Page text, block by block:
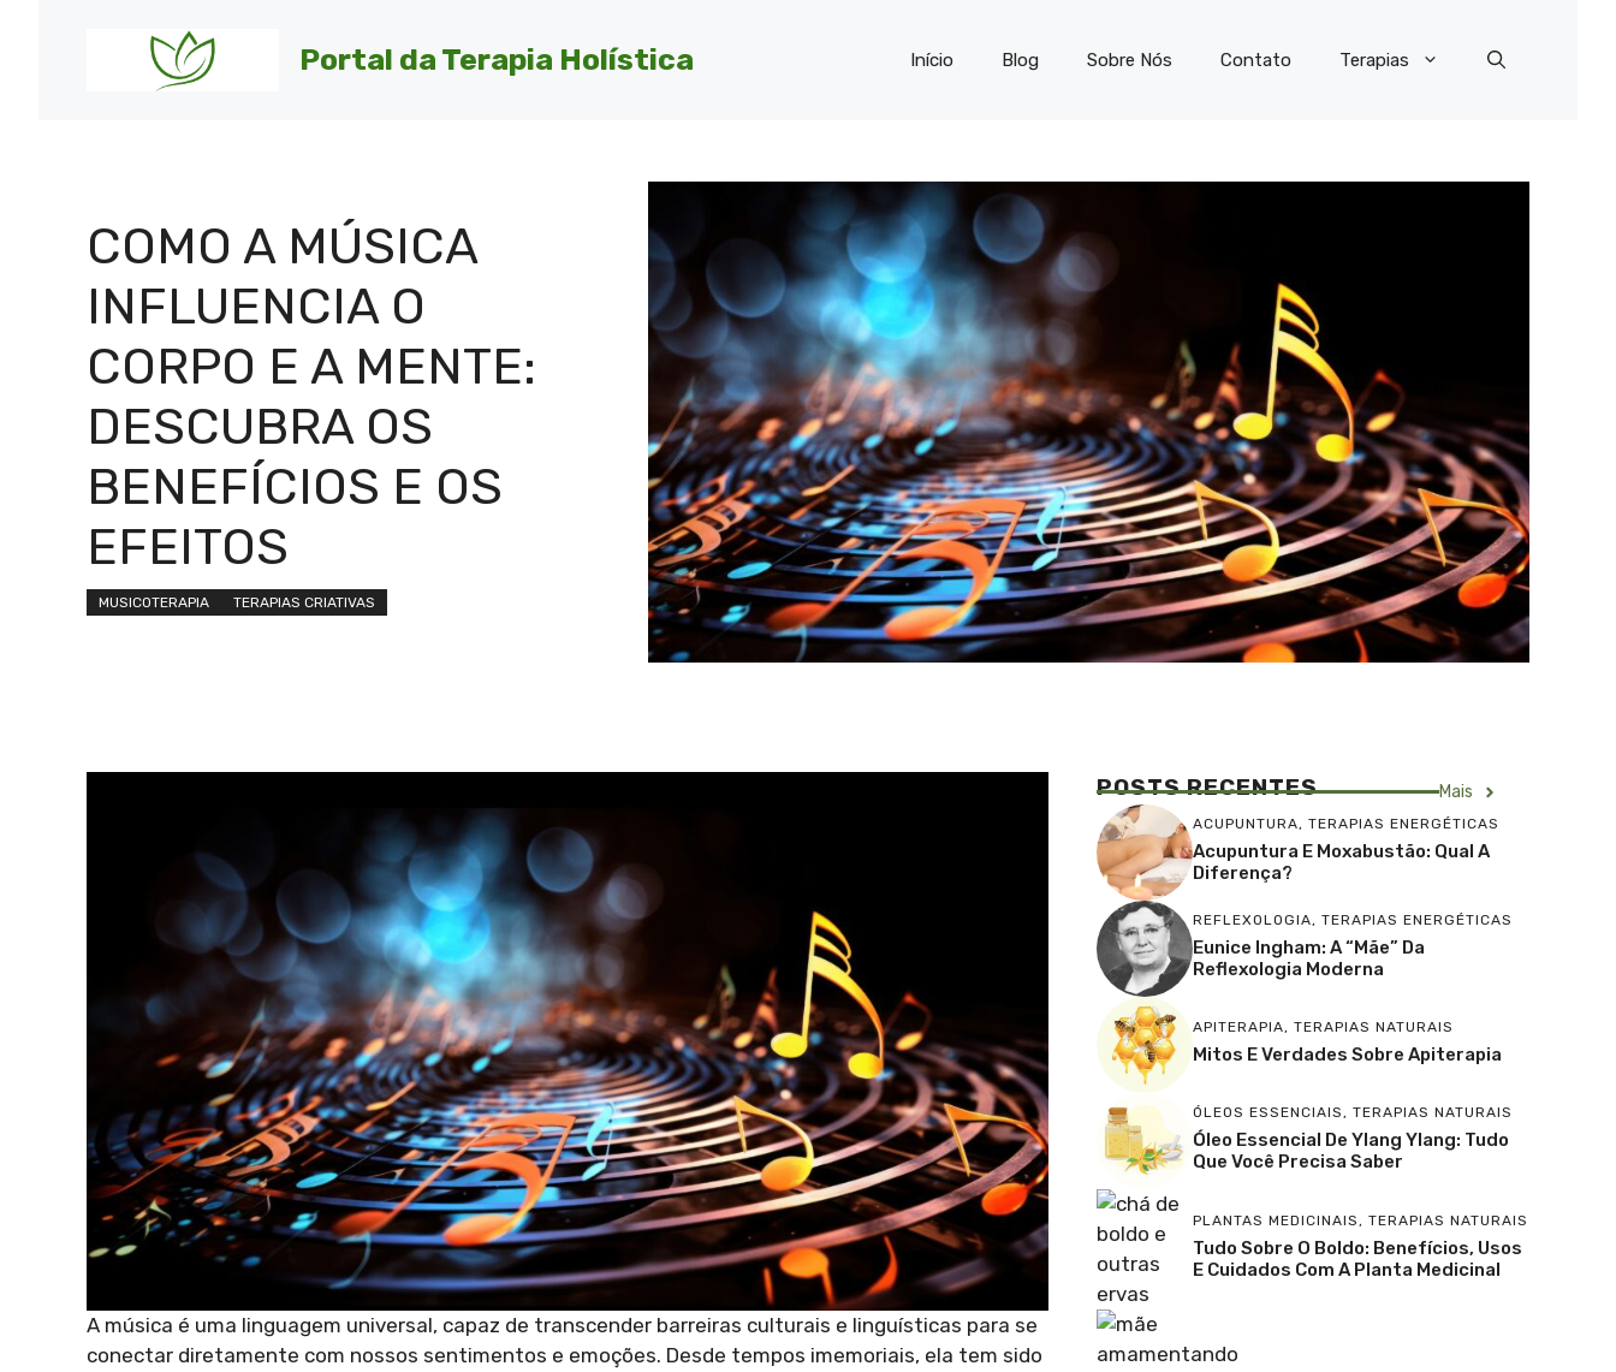
Portal da Terapia Holística Início Blog Sobre Nós Contato Terapias
COMO A MÚSICA
INFLUENCIA O
CORPO E A MENTE:
DESCUBRA OS
BENEFÍCIOS E OS
EFEITOS
MUSICOTERAPIA TERAPIAS CRIATIVAS
A música é uma linguagem universal, capaz de transcender barreiras culturais e linguísticas para se
conectar diretamente com nossos sentimentos e emoções. Desde tempos imemoriais, ela tem sido
POSTS RECENTES Mais
ACUPUNTURA, TERAPIAS ENERGÉTICAS
Acupuntura E Moxabustão: Qual A
Diferença?
REFLEXOLOGIA, TERAPIAS ENERGÉTICAS
Eunice Ingham: A “Mãe” Da
Reflexologia Moderna
APITERAPIA, TERAPIAS NATURAIS
Mitos E Verdades Sobre Apiterapia
ÓLEOS ESSENCIAIS , TERAPIAS NATURAIS
Óleo Essencial De Ylang Ylang: Tudo
Que Você Precisa Saber
PLANTAS MEDICINAIS , TERAPIAS NATURAIS
Tudo Sobre O Boldo: Benefícios, Usos
E Cuidados Com A Planta Medicinal